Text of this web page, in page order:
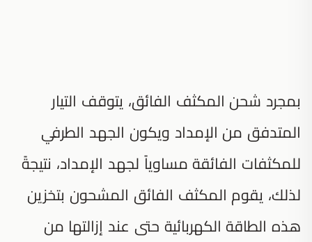
بمجرد شحن المكثف الفائق، يتوقف التيار
المتدفق من الإمداد ويكون الجهد الطرفي
للمكثفات الفائقة مساوياً لجهد الإمداد، نتيجةً
لذلك، يقوم المكثف الفائق المشحون بتخزين
هذه الطاقة الكهربائية حتى عند إزالتها من